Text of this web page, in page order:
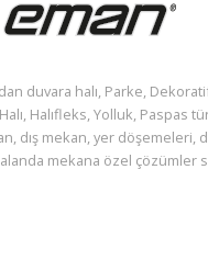
duvara halı, Parke,
Halıfleks, Yolluk, Paspas
dış mekan, yer döşemeleri,
mekana özel çözümler